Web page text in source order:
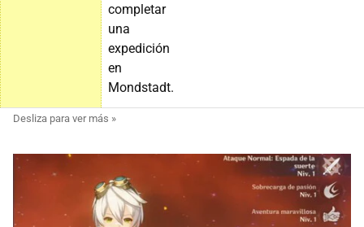
completar
una
expedición
en
Mondstadt.